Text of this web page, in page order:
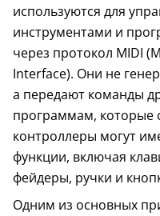
используются для
инструментами и
через протокол MIDI
Interface). Они не
а передают команды
программам, которые
контроллеры могут
функции, включая
фейдеры, ручки и
Одним из основных